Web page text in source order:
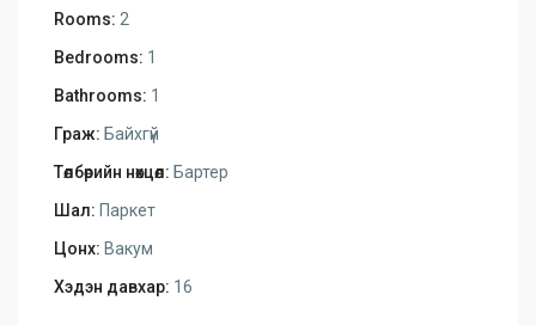
Rooms: 2
Bedrooms: 1
Bathrooms: 1
Граж: Байхгүй
Төлбөрийн нөхцөл: Бартер
Шал: Паркет
Цонх: Вакум
Хэдэн давхар: 16